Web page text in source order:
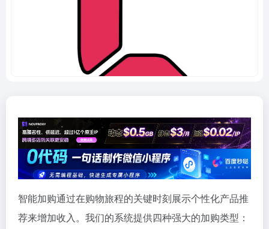
智能加购通过在购物旅程的关键时刻展示个性化产品推
荐来增加收入。我们的系统提供四种强大的加购类型：